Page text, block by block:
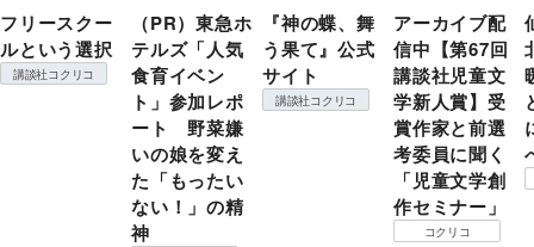
フリースクー
ルという選択
講談社コクリコ
（PR）東急ホ
テルズ「人気
食育イベン
ト」参加レポ
ート 野菜嫌
いの娘を変え
た「もったい
ない！」の精
神
『神の蝶、舞
う果て』公式
サイト
講談社コクリコ
アーカイブ配
信中【第67回
講談社児童文
学新人賞】受
賞作家と前選
考委員に聞く
「児童文学創
作セミナー」
コクリコ